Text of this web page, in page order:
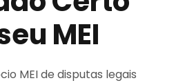
MEI
MEI de disputas legais